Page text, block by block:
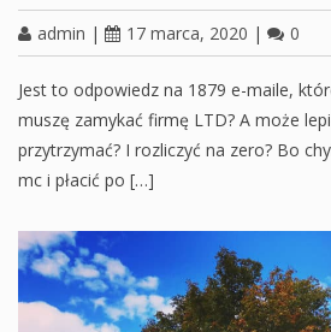
admin | 17 marca, 2020 | 0
Jest to odpowiedz na 1879 e-maile,
muszę zamykać firmę LTD? A może
przytrzymać? I rozliczyć na zero? Bo
mc i płacić po […]